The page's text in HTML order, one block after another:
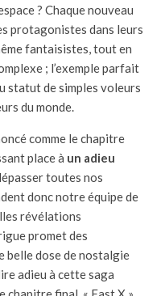
? Chaque nouveau
protagonistes dans leurs
fantaisistes, tout en
; l’exemple parfait
statut de simples voleurs
du monde.
comme le chapitre
place à un adieu
toutes nos
donc notre équipe de
révélations
promet des
belle dose de nostalgie
adieu à cette saga